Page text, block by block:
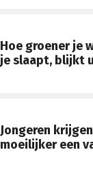
Hoe groener je
je slaapt, blijkt
Jongeren
moeilijker een